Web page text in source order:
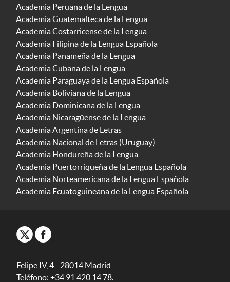
Academia Peruana de la Lengua
Academia Guatemalteca de la Lengua
Academia Costarricense de la Lengua
Academia Filipina de la Lengua Española
Academia Panameña de la Lengua
Academia Cubana de la Lengua
Academia Paraguaya de la Lengua Española
Academia Boliviana de la Lengua
Academia Dominicana de la Lengua
Academia Nicaragüense de la Lengua
Academia Argentina de Letras
Academia Nacional de Letras (Uruguay)
Academia Hondureña de la Lengua
Academia Puertorriqueña de la Lengua Española
Academia Norteamericana de la Lengua Española
Academia Ecuatoguineana de la Lengua Española
Felipe IV, 4 - 28014 Madrid -
Teléfono: +34 91 420 14 78.